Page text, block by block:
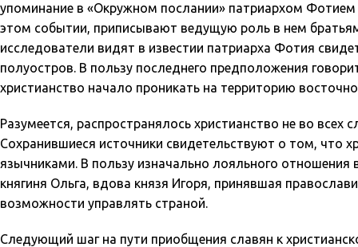
упоминание в «Окружном послании» патриархом
этом событии, приписывают ведущую роль в нем
исследователи видят в известии патриарха Фотия
полуостров. В пользу последнего предположения
христианство начало проникать на территорию
Разумеется, распространялось христианство не во всех
Сохранившиеся источники свидетельствуют о том, что
язычниками. В пользу изначально лояльного
княгиня Ольга, вдова князя Игоря, принявшая
возможности управлять страной.
Следующий шаг на пути приобщения славян к